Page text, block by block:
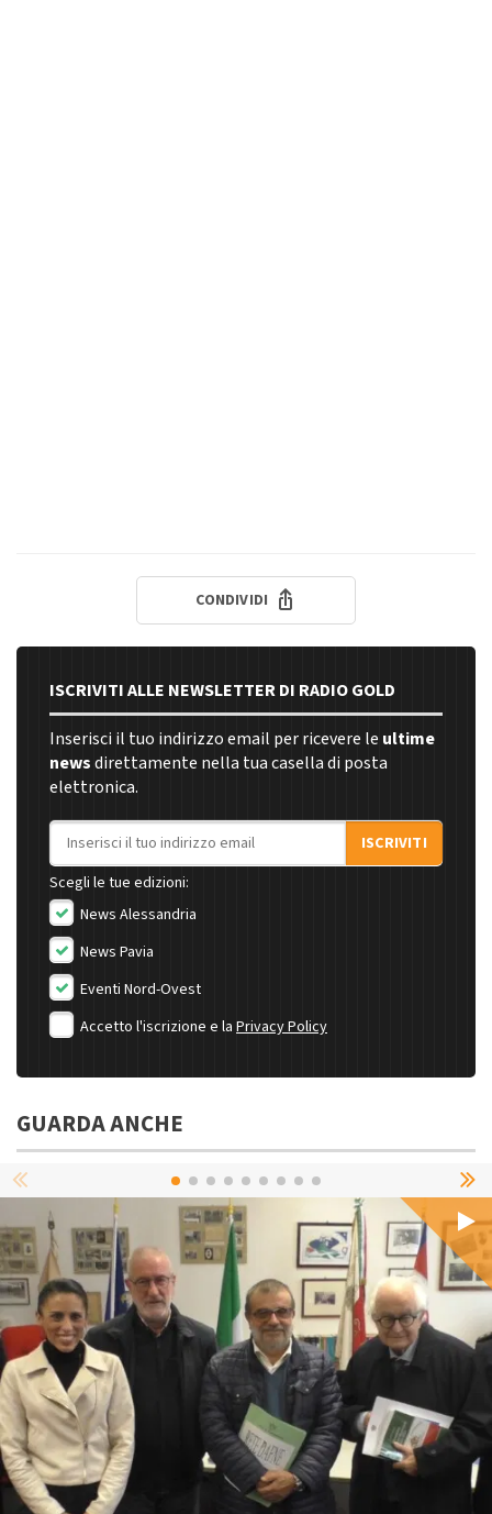
CONDIVIDI
ISCRIVITI ALLE NEWSLETTER DI RADIO GOLD
Inserisci il tuo indirizzo email per ricevere le ultime
newsdirettamente nella tua casella di posta
elettronica.
Indirizzo email
ISCRIVITI
Scegli le tue edizioni:
News Alessandria
News Pavia
Eventi Nord-Ovest
Accetto l'iscrizione e la Privacy Policy
GUARDA ANCHE